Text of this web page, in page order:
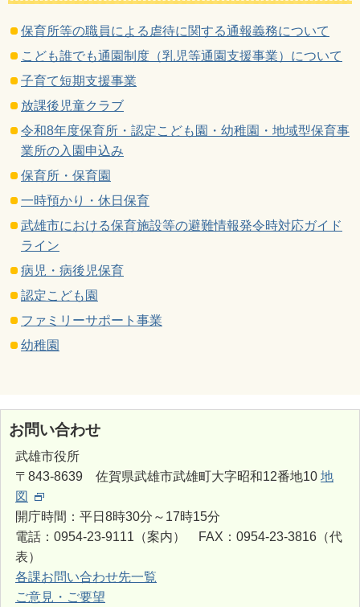
保育所等の職員による虐待に関する通報義務について
こども誰でも通園制度（乳児等通園支援事業）について
子育て短期支援事業
放課後児童クラブ
令和8年度保育所・認定こども園・幼稚園・地域型保育事
業所の入園申込み
保育所・保育園
一時預かり・休日保育
武雄市における保育施設等の避難情報発令時対応ガイド
ライン
病児・病後児保育
認定こども園
ファミリーサポート事業
幼稚園
お問い合わせ
武雄市役所
〒843-8639 佐賀県武雄市武雄町大字昭和12番地10 地
図
開庁時間：平日8時30分～17時15分
電話：0954-23-9111（案内） FAX：0954-23-3816（代
表）
各課お問い合わせ先一覧
ご意見・ご要望